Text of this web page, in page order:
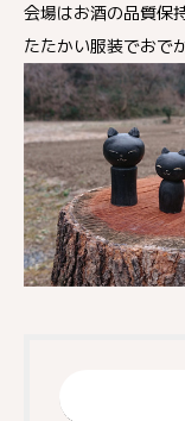
会場はお酒の品質保
たたかい服装でおで